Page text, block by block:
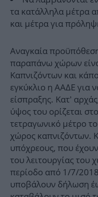
τα κατάλληλα μέτρα
και μέτρα για
Αναγκαία
παραπάνω χώρων
Καπνιζόντων και
εγκύκλιο η ΑΑΔΕ για
είσπραξης. Κατ’
ύψος του ορίζεται
τετραγωνικό μέτρο
χώρος καπνιζόντων.
υπόχρεους, που
του λειτουργίας του
περίοδο από 1/7/
υποβάλουν δήλωση